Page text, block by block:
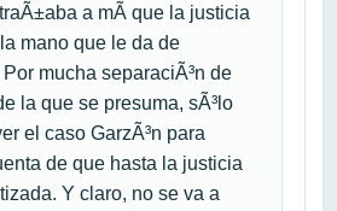
a mÃ­ que la justicia
mano que le da de
Por mucha separaciÃ³n de
la que se presuma, sÃ³lo
el caso GarzÃ³n para
de que hasta la justicia
Y claro, no se va a